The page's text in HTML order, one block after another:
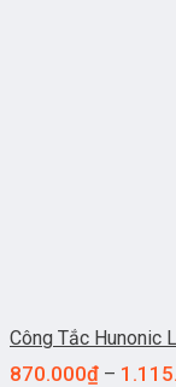
Công Tắc Hunonic
870.000₫ –